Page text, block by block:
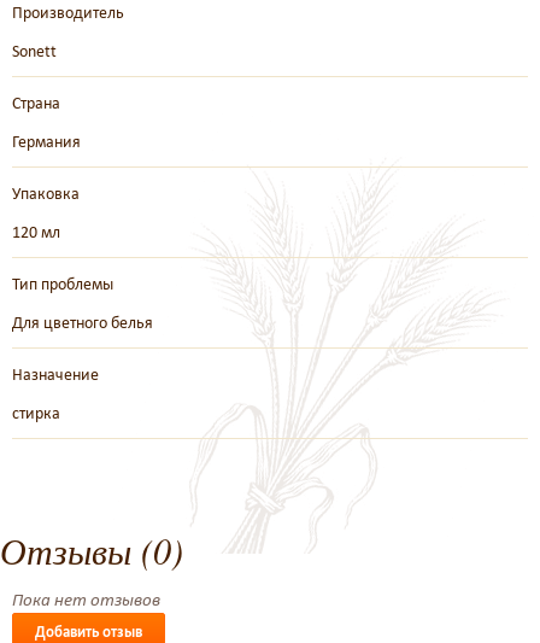
Производитель
Sonett
Страна
Германия
Упаковка
120 мл
Тип проблемы
Для цветного белья
Назначение
стирка
Отзывы (0)
Пока нет отзывов
Добавить отзыв